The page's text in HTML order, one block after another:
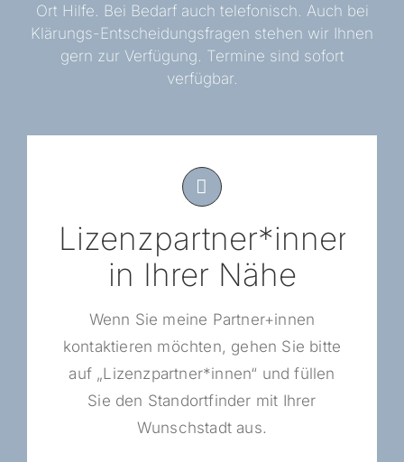
Ort Hilfe. Bei Bedarf auch telefonisch. Auch bei
Klärungs-Entscheidungsfragen stehen wir Ihnen
gern zur Verfügung. Termine sind sofort
verfügbar.
Lizenzpartner*innen
in Ihrer Nähe
Wenn Sie meine Partner+innen
kontaktieren möchten, gehen Sie bitte
auf „Lizenzpartner*innen“ und füllen
Sie den Standortfinder mit Ihrer
Wunschstadt aus.